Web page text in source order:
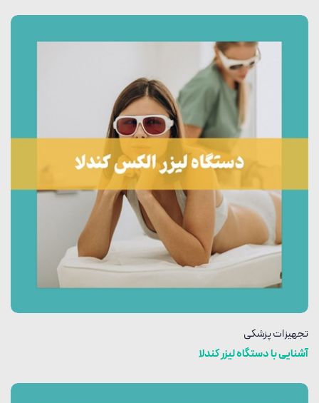
تجهیزات پزشکی
آشنایی با دستگاه لیزر کندلا